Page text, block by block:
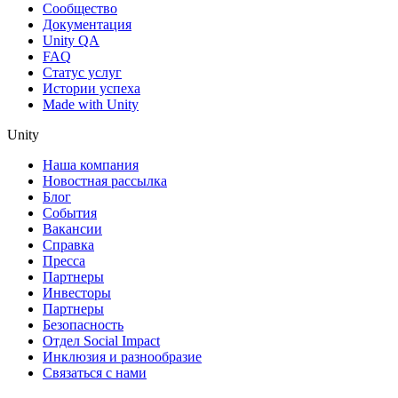
Сообщество
Документация
Unity QA
FAQ
Статус услуг
Истории успеха
Made with Unity
Unity
Наша компания
Новостная рассылка
Блог
События
Вакансии
Справка
Пресса
Партнеры
Инвесторы
Партнеры
Безопасность
Отдел Social Impact
Инклюзия и разнообразие
Связаться с нами